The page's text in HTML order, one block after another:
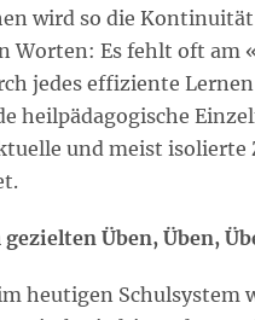
wird so die Kontinuität
Worten: Es fehlt oft am
jedes effiziente
heilpädagogische
und meist isolierte
Üben, Üben,
heutigen Schulsystem